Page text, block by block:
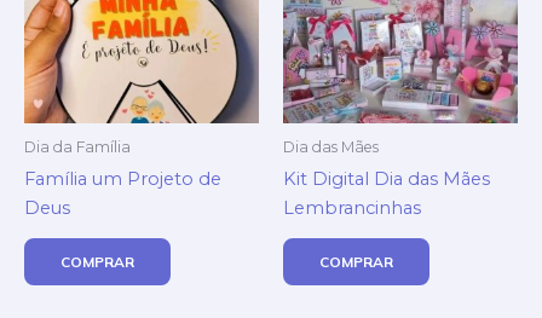
Dia da Família
Família um Projeto de
Deus
COMPRAR
Dia das Mães
Kit Digital Dia das Mães
Lembrancinhas
COMPRAR